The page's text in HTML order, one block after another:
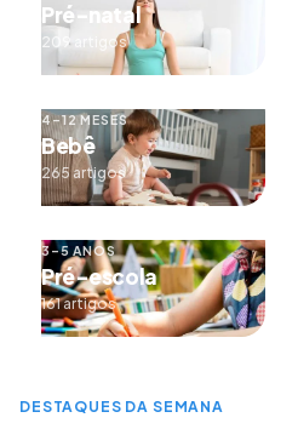
Pré-natal
209 artigos
4–12 MESES
Bebê
265 artigos
3–5 ANOS
Pré-escola
161 artigos
DESTAQUES DA SEMANA